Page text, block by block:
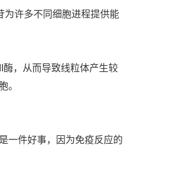
许多不同细胞进程提供能
，从而导致线粒体产生较
。
一件好事，因为免疫反应的